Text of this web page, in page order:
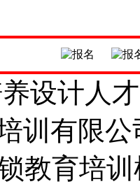
设计人才
训有限
教育培